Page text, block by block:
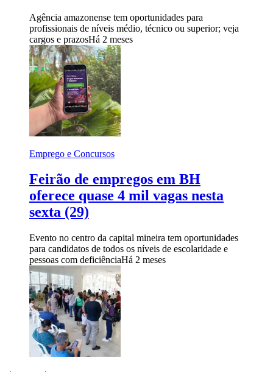
Agência amazonense tem oportunidades para
profissionais de níveis médio, técnico ou superior; veja
cargos e prazosHá 2 meses
Emprego e Concursos
Feirão de empregos em BH
oferece quase 4 mil vagas nesta
sexta (29)
Evento no centro da capital mineira tem oportunidades
para candidatos de todos os níveis de escolaridade e
pessoas com deficiênciaHá 2 meses